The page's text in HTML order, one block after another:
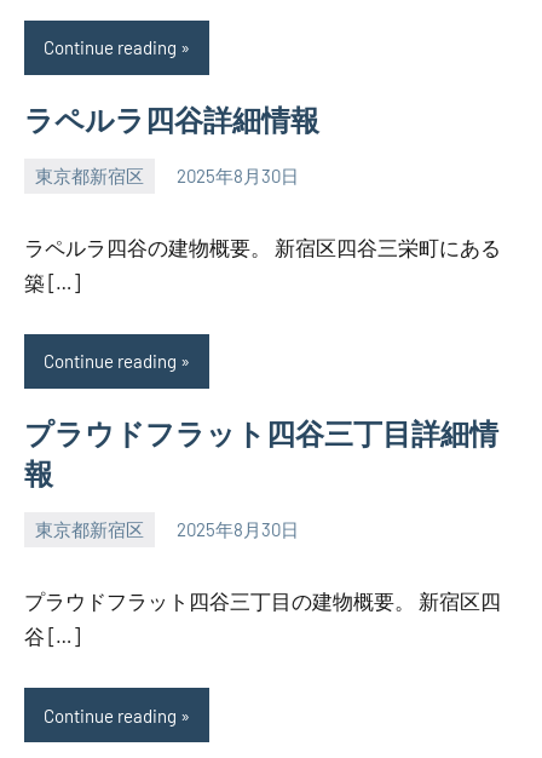
Continue reading
ラペルラ四谷詳細情報
東京都新宿区 2025年8月30日
SEZIMO
ラペルラ四谷の建物概要。 新宿区四谷三栄町にある
築 […]
Continue reading
プラウドフラット四谷三丁目詳細情
報
東京都新宿区 2025年8月30日
SEZIMO
プラウドフラット四谷三丁目の建物概要。 新宿区四
谷 […]
Continue reading